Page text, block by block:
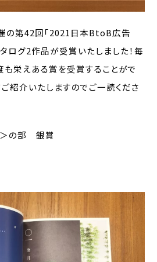
の第42回「2021日本BtoB広告
ログ2作品が受賞いたしました！毎
も栄えある賞を受賞することがで
紹介いたしますのでご一読くださ
の部 銀賞